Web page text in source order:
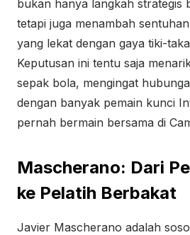
bukan hanya langkah strategis
tetapi juga menambah
yang lekat dengan gaya tiki-
Keputusan ini tentu saja
sepak bola, mengingat
dengan banyak pemain kunci
pernah bermain bersama di
Mascherano: Dari
ke Pelatih Berbakat
Javier Mascherano adalah